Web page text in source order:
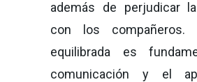
además de perjudicar
con los compañeros.
equilibrada es
comunicación y el